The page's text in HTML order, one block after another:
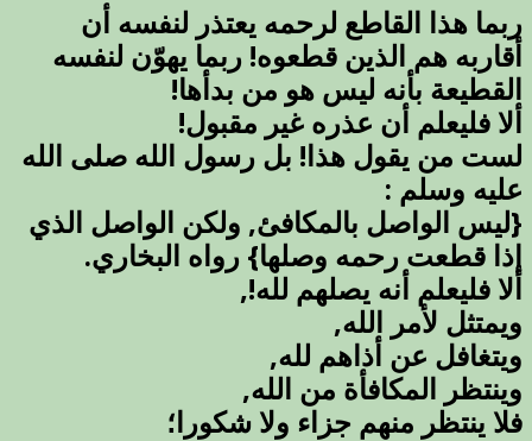
ربما هذا القاطع لرحمه يعتذر لنفسه أن
أقاربه هم الذين قطعوه! ربما يهوّن لنفسه
القطيعة بأنه ليس هو من بدأها!
ألا فليعلم أن عذره غير مقبول!
لست من يقول هذا! بل رسول الله صلى الله
عليه وسلم :
{ليس الواصل بالمكافئ, ولكن الواصل الذي
إذا قطعت رحمه وصلها} رواه البخاري.
ألا فليعلم أنه يصلهم لله!,
ويمتثل لأمر الله,
ويتغافل عن أذاهم لله,
وينتظر المكافأة من الله,
فلا ينتظر منهم جزاء ولا شكورا؛